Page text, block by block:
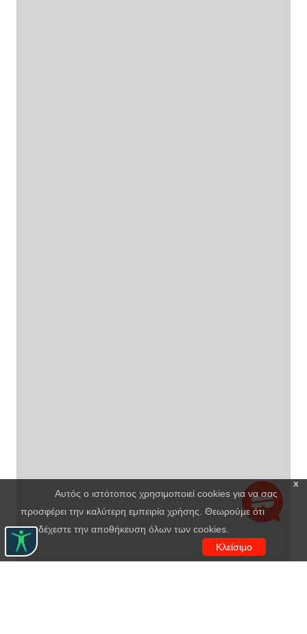
x
Αυτός ο ιστότοπος χρησιμοποιεί cookies για να σας
προσφέρει την καλύτερη εμπειρία χρήσης. Θεωρούμε ότι
αποδέχεστε την αποθήκευση όλων των cookies.
Κλείσιμο